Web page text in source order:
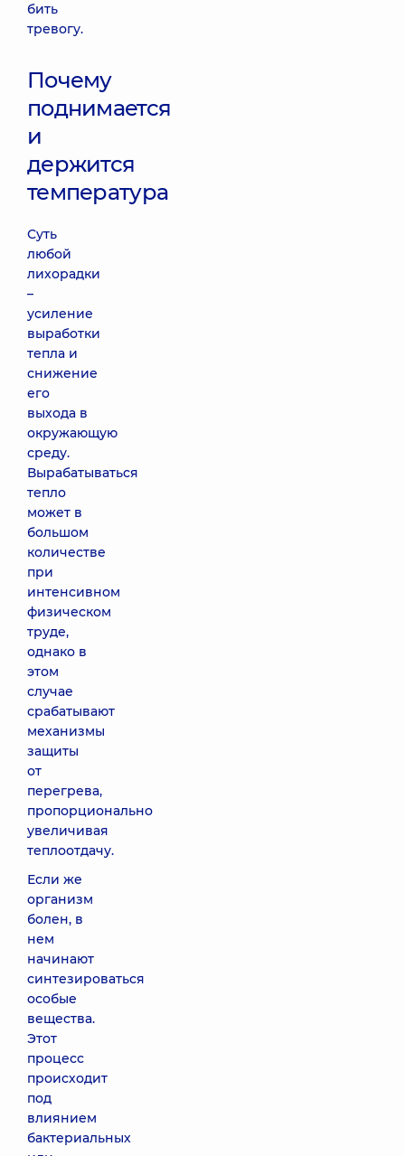
бить
тревогу.
Почему
поднимается
и
держится
температура
Суть
любой
лихорадки
–
усиление
выработки
тепла и
снижение
его
выхода в
окружающую
среду.
Вырабатываться
тепло
может в
большом
количестве
при
интенсивном
физическом
труде,
однако в
этом
случае
срабатывают
механизмы
защиты
от
перегрева,
пропорционально
увеличивая
теплоотдачу.
Если же
организм
болен, в
нем
начинают
синтезироваться
особые
вещества.
Этот
процесс
происходит
под
влиянием
бактериальных